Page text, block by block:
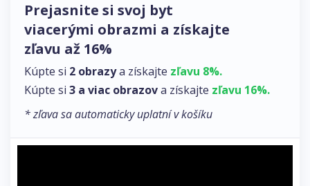
Prejasnite si svoj byt
viacerými obrazmi a získajte
zľavu až 16%
Kúpte si 2 obrazya získajte zľavu 8%.
Kúpte si 3 a viac obrazova získajte zľavu 16%.
* zľava sa automaticky uplatní v košíku